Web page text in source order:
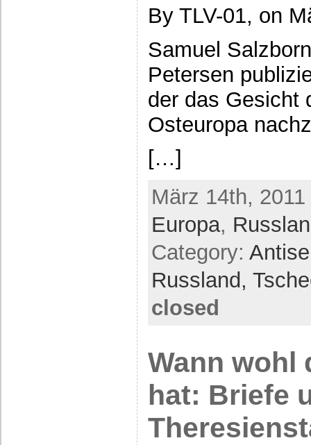
By TLV-01, on
Samuel
Petersen
der das Gesicht
Osteuropa
[…]
März 14th,
Europa,
Category:
Russland,
closed
Wann wohl
hat: Briefe